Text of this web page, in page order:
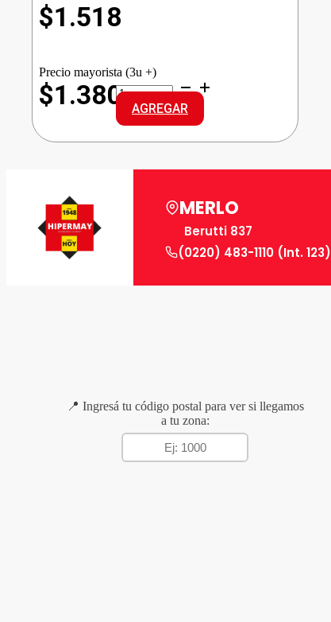
$1.518
Precio mayorista (3u +)
$1.380REXONA
JAB.ANTIBACT.
ALOE
cantidad
AGREGAR
MERLO
Berutti 837
(0220) 483-1110 (Int. 123)
📍 Ingresá tu código postal para ver si llegamos
a tu zona: